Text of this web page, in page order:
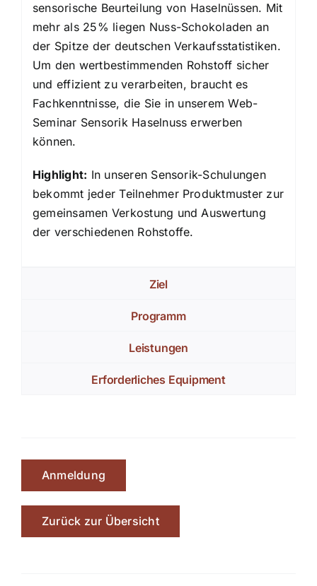
sensorische Beurteilung von Haselnüssen. Mit
mehr als 25% liegen Nuss-Schokoladen an
der Spitze der deutschen Verkaufsstatistiken.
Um den wertbestimmenden Rohstoff sicher
und effizient zu verarbeiten, braucht es
Fachkenntnisse, die Sie in unserem Web-
Seminar Sensorik Haselnuss erwerben
können.
Highlight: In unseren Sensorik-Schulungen
bekommt jeder Teilnehmer Produktmuster zur
gemeinsamen Verkostung und Auswertung
der verschiedenen Rohstoffe.
Ziel
Programm
Leistungen
Erforderliches Equipment
Anmeldung
Zurück zur Übersicht